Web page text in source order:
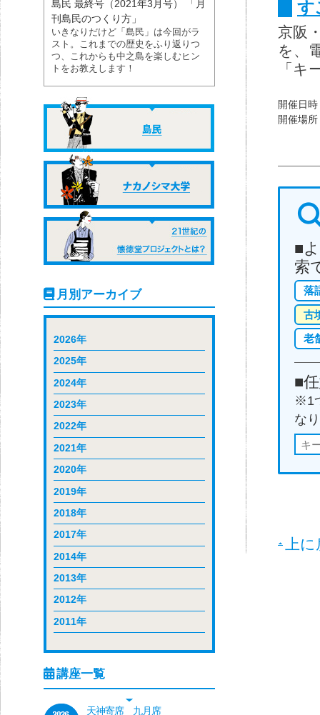
す
京阪
を、
「キ
開催日時
開催場所
■
索
落
古
老
■
※1
な
上
島民 最終号（2021年3月号） 「月
刊島民のつくり方」
いきなりだけど「島民」は今回がラ
スト。これまでの歴史をふり返りつ
つ、これからも中之島を楽しむヒン
トをお教えします！
月別アーカイブ
2026年
2025年
2024年
2023年
2022年
2021年
2020年
2019年
2018年
2017年
2014年
2013年
2012年
2011年
天神寄席 九月席